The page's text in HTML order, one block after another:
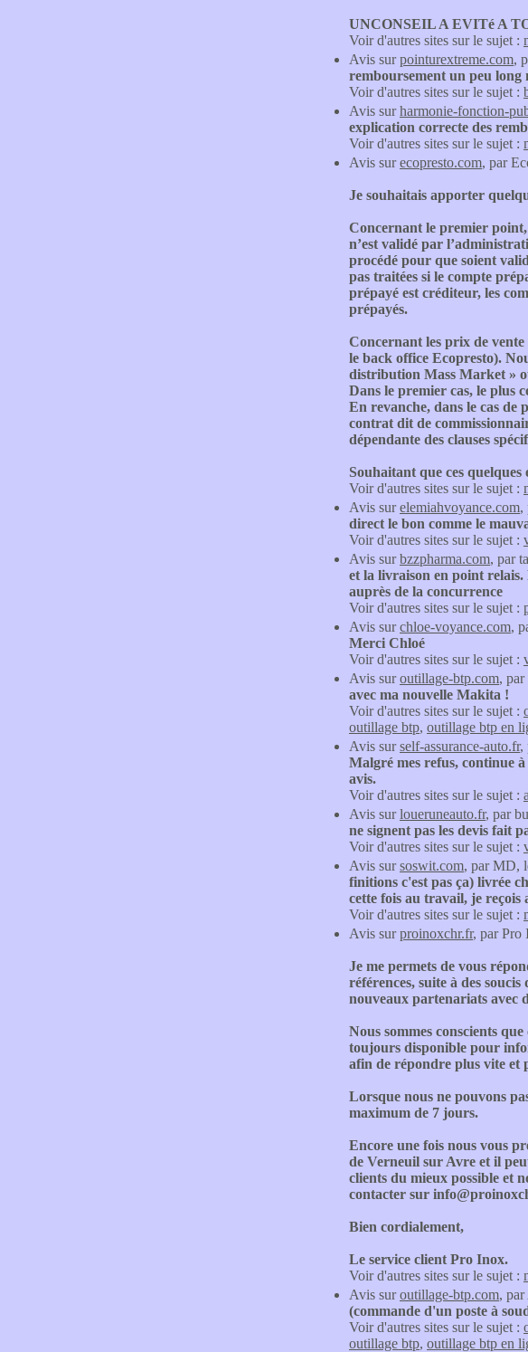
UNCONSEIL A EVITé A
Voir d'autres sites sur le sujet :
Avis surpointurextreme.com,
remboursement un peu long
Voir d'autres sites sur le sujet :
Avis surharmonie-fonction-
explication correcte des
Voir d'autres sites sur le sujet :
Avis surecopresto.com, par
Je souhaitais apporter
Concernant le premier point,
n’est validé par
procédé pour que soient
pas traitées si le compte
prépayé est créditeur, les
prépayés.
Concernant les prix de
le back office Ecopresto).
distribution Mass Market »
Dans le premier cas, le plus
En revanche, dans le cas de
contrat dit de
dépendante des clauses
Souhaitant que ces
Voir d'autres sites sur le sujet :
Avis surelemiahvoyance.com,
direct le bon comme le
Voir d'autres sites sur le sujet :
Avis surbzzpharma.com, par
et la livraison en point
auprès de la concurrence
Voir d'autres sites sur le sujet :
Avis surchloe-voyance.com,
Merci Chloé
Voir d'autres sites sur le sujet :
Avis suroutillage-btp.com,
avec ma nouvelle Makita !
Voir d'autres sites sur le sujet :
outillage btp, outillage btp en
Avis surself-assurance-auto.fr,
Malgré mes refus, continue
avis.
Voir d'autres sites sur le sujet :
Avis surloueruneauto.fr, par
ne signent pas les devis fait
Voir d'autres sites sur le sujet :
Avis sursoswit.com, par MD,
finitions c'est pas ça) livrée
cette fois au travail, je reçois
Voir d'autres sites sur le sujet :
Avis surproinoxchr.fr, par Pro
Je me permets de vous
références, suite à des
nouveaux partenariats avec
Nous sommes conscients
toujours disponible pour
afin de répondre plus vite et
Lorsque nous ne pouvons
maximum de 7 jours.
Encore une fois nous vous
de Verneuil sur Avre et il
clients du mieux possible et
contacter sur
Bien cordialement,
Le service client Pro Inox.
Voir d'autres sites sur le sujet :
Avis suroutillage-btp.com,
(commande d'un poste à
Voir d'autres sites sur le sujet :
outillage btp, outillage btp en